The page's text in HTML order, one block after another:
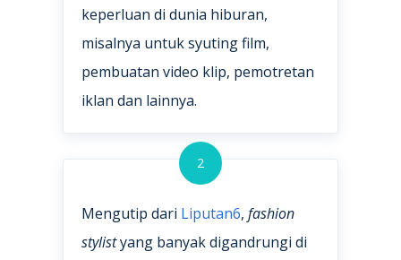
keperluan di dunia hiburan,
misalnya untuk syuting film,
pembuatan video klip, pemotretan
iklan dan lainnya.
2
Mengutip dari Liputan6, fashion
stylistyang banyak digandrungi di